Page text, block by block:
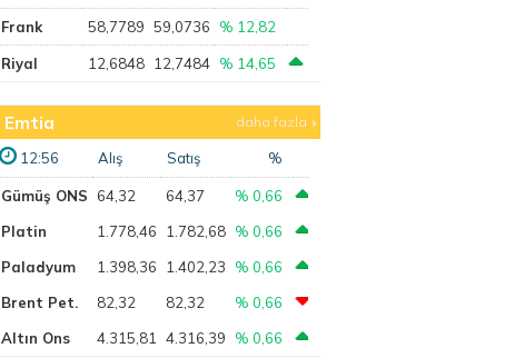
Frank 58,7789 59,0736 % 12,82
Riyal 12,6848 12,7484 % 14,65
Emtia daha fazla
12:56 Alış Satış %
Gümüş ONS 64,32 64,37
% 0,66
Platin
1.778,46 1.782,68 % 0,66
Paladyum
1.398,36 1.402,23
% 0,66
Brent Pet.
82,32 82,32
% 0,66
Altın Ons
4.315,81 4.316,39 % 0,66